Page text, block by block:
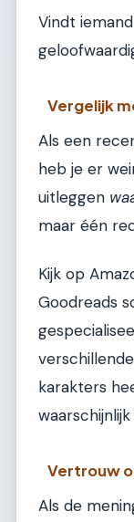
Vindt
Vergelijk
Als een
heb je er
uitleggen
maar één
Kijk op
Goodreads
karakters
waarschijnlijk
Vertrouw
Als de